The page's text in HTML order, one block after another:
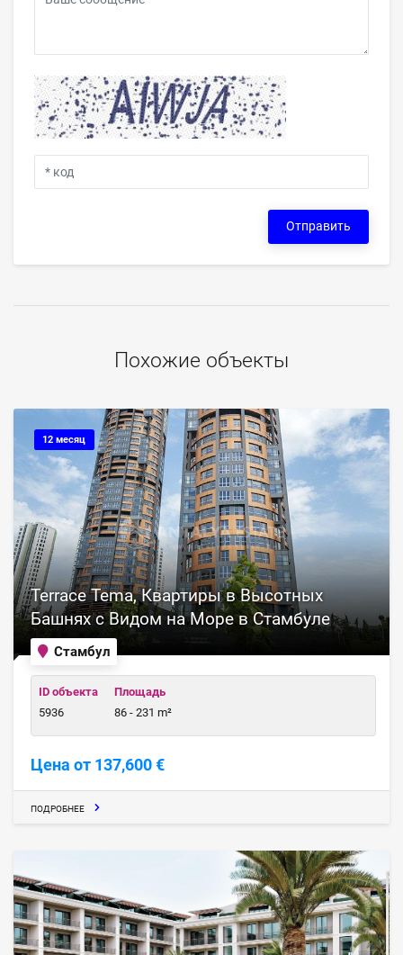
Отправить
Похожие объекты
12 месяц
Стамбул
Terrace Tema, Квартиры в Высотных
Башнях с Видом на Море в Стамбуле
ID объекта
5936
Площадь
86 - 231 m²
Цена от 137,600 €
ПОДРОБНЕЕ